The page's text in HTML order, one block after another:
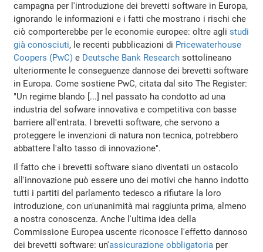
campagna per l'introduzione dei brevetti software in Europa,
ignorando le informazioni e i fatti che mostrano i rischi che
ciò comporterebbe per le economie europee: oltre aglistudi
già conosciuti, le recenti pubblicazioni di Pricewaterhouse
Coopers (PwC) e Deutsche Bank Research sottolineano
ulteriormente le conseguenze dannose dei brevetti software
in Europa. Come sostiene PwC, citata dal sito The Register:
"Un regime blando [...] nel passato ha condotto ad una
industria del sofware innovativa e competitiva con basse
barriere all'entrata. I brevetti software, che servono a
proteggere le invenzioni di natura non tecnica, potrebbero
abbattere l'alto tasso di innovazione".
Il fatto che i brevetti software siano diventati un ostacolo
all'innovazione può essere uno dei motivi che hanno indotto
tutti i partiti del parlamento tedesco a rifiutare la loro
introduzione, con un'unanimità mai raggiunta prima, almeno
a nostra conoscenza. Anche l'ultima idea della
Commissione Europea uscente riconosce l'effetto dannoso
dei brevetti software: un'assicurazione obbligatoria per